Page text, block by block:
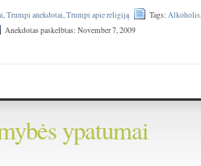
,Trumpi anekdotai ,Trumpi apie religiją Tags: Alkoholis
Anekdotas paskelbtas: November 7, 2009
ypatumai